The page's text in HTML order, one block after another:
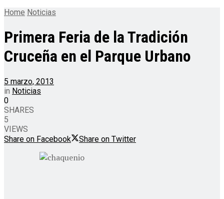
Home Noticias
Primera Feria de la Tradición
Cruceña en el Parque Urbano
5 marzo, 2013
in Noticias
0
SHARES
5
VIEWS
Share on Facebook
Share on Twitter